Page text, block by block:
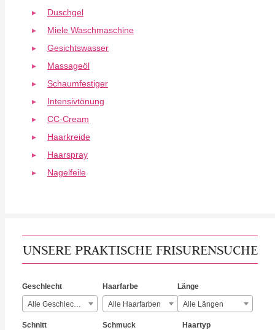
Duschgel
Miele Waschmaschine
Gesichtswasser
Massageöl
Schaumfestiger
Intensivtönung
CC-Cream
Haarkreide
Haarspray
Nagelfeile
UNSERE PRAKTISCHE FRISURENSUCHE
Geschlecht
Alle Geschlechter
Haarfarbe
Alle Haarfarben
Länge
Alle Längen
Schnitt Schmuck Haartyp